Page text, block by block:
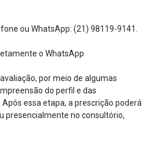
ou WhatsApp: (21) 98119-9141.
o WhatsApp
por meio de algumas
do perfil e das
essa etapa, a prescrição poderá
presencialmente no consultório,